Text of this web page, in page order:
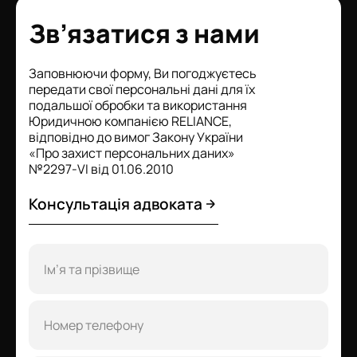
Зв’язатися з нами
Заповнюючи форму, Ви погоджуєтесь
передати свої персональні дані для їх
подальшої обробки та використання
Юридичною компанією RELIANCE,
відповідно до вимог Закону України
«Про захист персональних даних»
№2297-VI від 01.06.2010
Консультація адвоката